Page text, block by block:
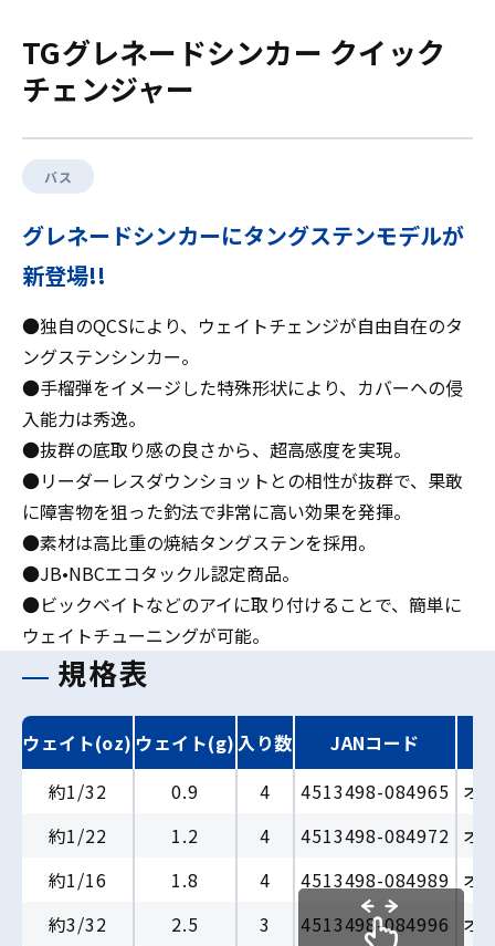
TGグレネードシンカー クイック
チェンジャー
バス
グレネードシンカーにタングステンモデルが
新登場!!
●独自のQCSにより、ウェイトチェンジが自由自在のタ
ングステンシンカー。
●手榴弾をイメージした特殊形状により、カバーヘの侵
入能力は秀逸。
●抜群の底取り感の良さから、超高感度を実現。
●リーダーレスダウンショットとの相性が抜群で、果敢
に障害物を狙った釣法で非常に高い効果を発揮。
●素材は高比重の焼結タングステンを採用。
●JB•NBCエコタックル認定商品。
●ビックベイトなどのアイに取り付けることで、簡単に
ウェイトチューニングが可能。
規格表
ウェイト(oz) ウェイト(g)入り数
JANコード
約1/32
0.9 4 4513498-084965 オ
約1/22
1.2 4 4513498-084972 オ
約1/16
1.8 4 4513498-084989 オ
約3/32
2.5 3 4513498-084996
オ